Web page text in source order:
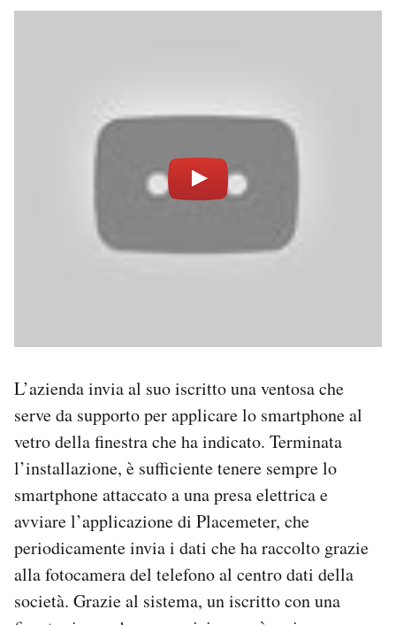
L’azienda invia al suo iscritto una ventosa che
serve da supporto per applicare lo smartphone al
vetro della finestra che ha indicato. Terminata
l’installazione, è sufficiente tenere sempre lo
smartphone attaccato a una presa elettrica e
avviare l’applicazione di Placemeter, che
periodicamente invia i dati che ha raccolto grazie
alla fotocamera del telefono al centro dati della
società. Grazie al sistema, un iscritto con una